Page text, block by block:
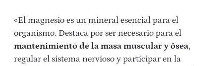
«El magnesio es un mineral esencial para el
organismo. Destaca por ser necesario para el
mantenimiento de la masa muscular y ósea,
regular el sistema nervioso y participar en la